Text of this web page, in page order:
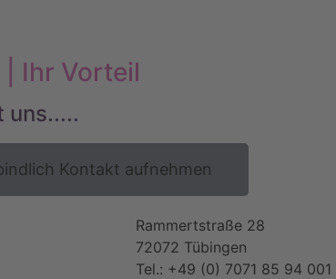
Ihr Vorteil
uns.....
Kontakt aufnehmen
Rammertstraße 28
72072 Tübingen
Tel.: +49 (0) 7071 85 94 001